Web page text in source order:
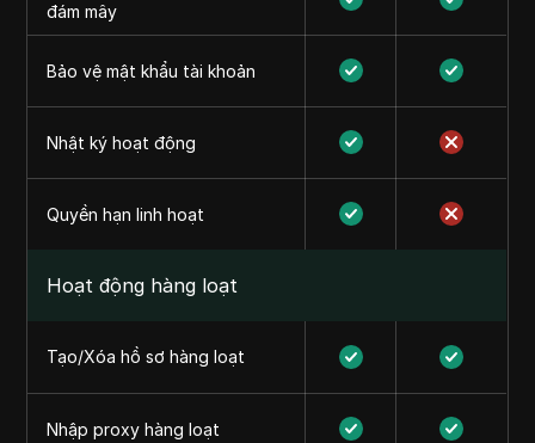
đám mây
Bảo vệ mật khẩu tài khoản
Nhật ký hoạt động
Quyền hạn linh hoạt
Hoạt động hàng loạt
Tạo/Xóa hồ sơ hàng loạt
Nhập proxy hàng loạt